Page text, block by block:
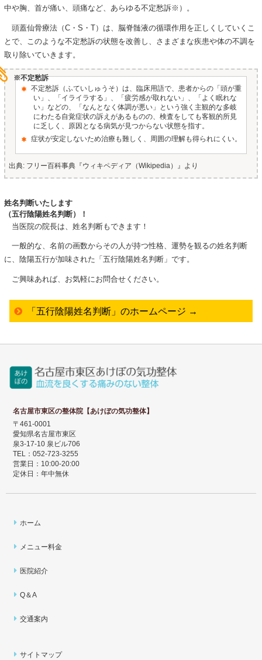
中や胸、首が痛い、頭痛など、あらゆる不定愁訴※）。
頭蓋仙骨療法（C・S・T）は、脳脊髄液の循環作用を正しくしていくこ
とで、このような不定愁訴の状態を改善し、さまざまな疾患や体の不調を
取り除いていきます。
※不定愁訴
不定愁訴（ふていしゅうそ）は、臨床用語で、患者からの「頭が重
い」、「イライラする」、「疲労感が取れない」、「よく眠れな
い」などの、「なんとなく体調が悪い」という強く主観的な多岐
にわたる自覚症状の訴えがあるものの、検査をしても客観的所見
に乏しく、原因となる病気が見つからない状態を指す。
症状が安定しないため治療も難しく、周囲の理解も得られにくい。
出典: フリー百科事典『ウィキペディア（Wikipedia）』より
姓名判断いたします
（五行陰陽姓名判断）！
当医院の院長は、姓名判断もできます！
一般的な、名前の画数からその人が持つ性格、運勢を観るの姓名判断
に、陰陽五行が加味された「五行陰陽姓名判断」です。
ご興味あれば、お気軽にお問合せください。
「五行陰陽姓名判断」のホームページ →
名古屋市東区の整体院【あけぼの気功整体】
〒461-0001
愛知県名古屋市東区
泉3-17-10 泉ビル706
TEL：052-723-3255
営業日：10:00-20:00
定休日：年中無休
ホーム
メニュー料金
医院紹介
Q＆A
交通案内
サイトマップ